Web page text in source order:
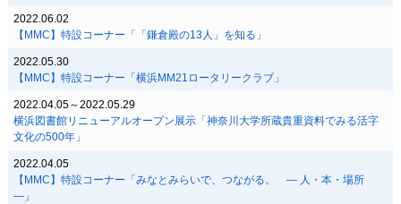
2022.06.02
【MMC】特設コーナー「「鎌倉殿の13人」を知る」
2022.05.30
【MMC】特設コーナー「横浜MM21ロータリークラブ」
2022.04.05～2022.05.29
横浜図書館リニューアルオープン展示「神奈川大学所蔵貴重資料でみる活字
文化の500年」
2022.04.05
【MMC】特設コーナー「みなとみらいで、つながる。 ― 人・本・場所
―」